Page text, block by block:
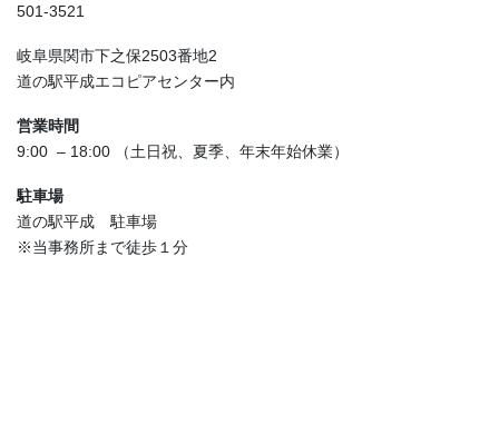
501-3521
岐阜県関市下之保2503番地2
道の駅平成エコピアセンター内
営業時間
9:00 – 18:00 （土日祝、夏季、年末年始休業）
駐車場
道の駅平成 駐車場
※当事務所まで徒歩１分